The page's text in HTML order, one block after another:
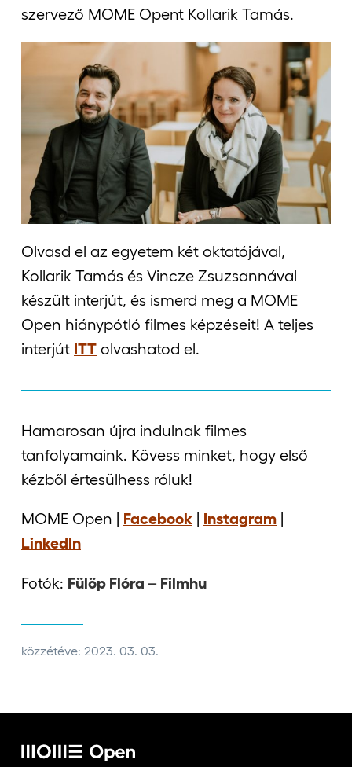
szervező MOME Opent Kollarik Tamás.
Olvasd el az egyetem két oktatójával,
Kollarik Tamás és Vincze Zsuzsannával
készült interjút, és ismerd meg a MOME
Open hiánypótló filmes képzéseit! A teljes
interjút ITT olvashatod el.
Hamarosan újra indulnak filmes
tanfolyamaink. Kövess minket, hogy első
kézből értesülhess róluk!
MOME Open | Facebook Instagram
LinkedIn
Fotók: Fülöp Flóra – Filmhu
közzétéve: 2023. 03. 03.